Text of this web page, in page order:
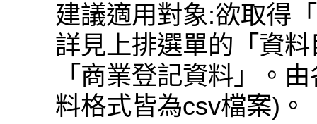
建議適用對象:欲取得
詳見上排選單的「資
「商業登記資料」。
料格式皆為csv檔案)。